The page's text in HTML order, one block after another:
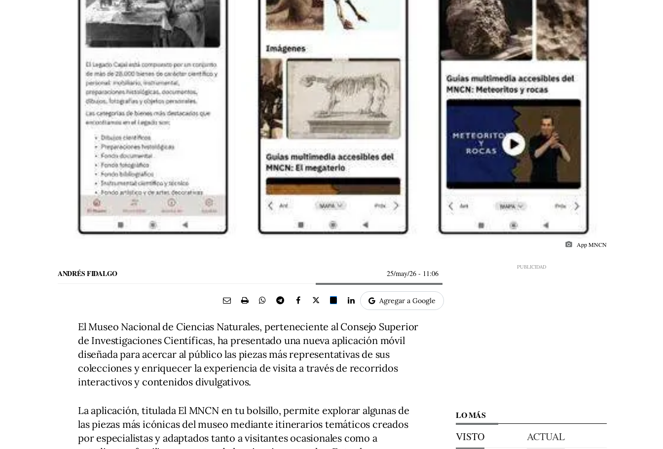
photo_camera App MNCN
ANDRÉS FIDALGO 25/may/26 - 11:06
Agregar a Google
El Museo Nacional de Ciencias Naturales, perteneciente al Consejo Superior
de Investigaciones Científicas, ha presentado una nueva aplicación móvil
diseñada para acercar al público las piezas más representativas de sus
colecciones y enriquecer la experiencia de visita a través de recorridos
interactivos y contenidos divulgativos.
La aplicación, titulada El MNCN en tu bolsillo, permite explorar algunas de
las piezas más icónicas del museo mediante itinerarios temáticos creados
por especialistas y adaptados tanto a visitantes ocasionales como a
LO MÁS
VISTO ACTUAL